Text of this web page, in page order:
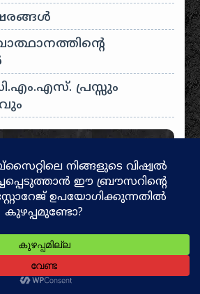
പ്രസ്സും
ചരിത്രം
വയനാട്